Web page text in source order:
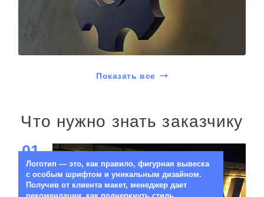
Логотип — это, как правило, фигурная вывеска
с особым шрифтом и уникальным дизайном.
Получив от клиента макет, менеджер дает
рекомендации, как подчеркнуть стиль
конструкции, помогает выбрать оптимальные